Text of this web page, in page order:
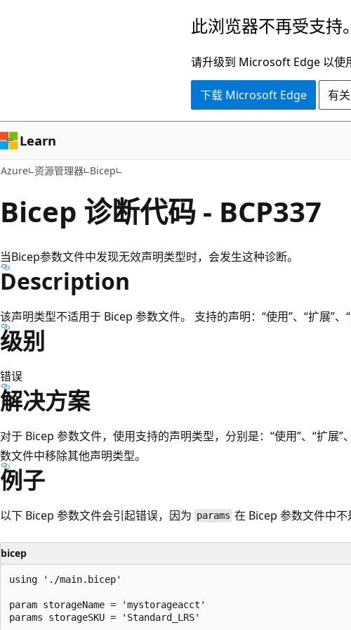
容
此浏览器不再受支持。
请升级到 Microsoft Edge 以使
下载 Microsoft Edge 有
Learn
Azure 资源管理器 Bicep
Bicep 诊断代码 - BCP337
当Bicep参数文件中发现无效声明类型时，会发生这种诊断。
Description
该声明类型不适用于 Bicep 参数文件。 支持的声明：“使用”、“扩展”、“
级别
错误
解决方案
对于 Bicep 参数文件，使用支持的声明类型，分别是：“使用”、“扩展”
数文件中移除其他声明类型。
例子
以下 Bicep 参数文件会引起错误，因为 params 在 Bicep 参数文件中不
bicep
using './main.bicep'
param storageName = 'mystorageacct'